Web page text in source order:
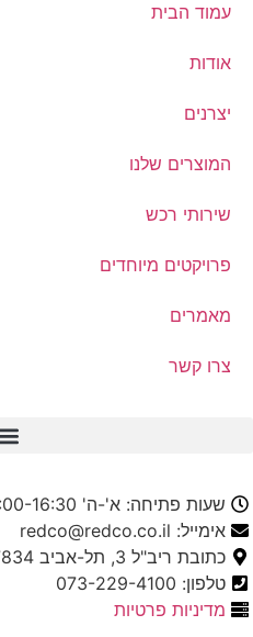
עמוד הבית
אודות
יצרנים
המוצרים שלנו
שירותי רכש
פרויקטים מיוחדים
מאמרים
צרו קשר
שעות פתיחה: א'-ה' 8:00-16:30
אימייל: redco@redco.co.il
כתובת ריב"ל 3, תל-אביב 6777834
טלפון: 073-229-4100
מדיניות פרטיות